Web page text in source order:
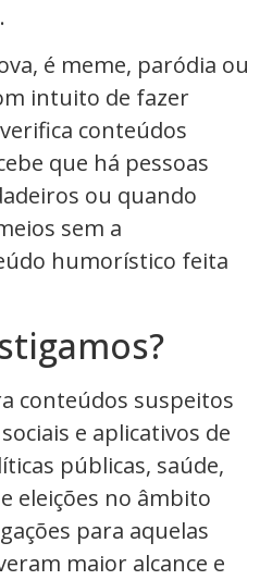
é meme, paródia ou
intuito de fazer
conteúdos
que há pessoas
ou quando
sem a
humorístico feita
conteúdos suspeitos
e aplicativos de
públicas, saúde,
eleições no âmbito
para aquelas
maior alcance e